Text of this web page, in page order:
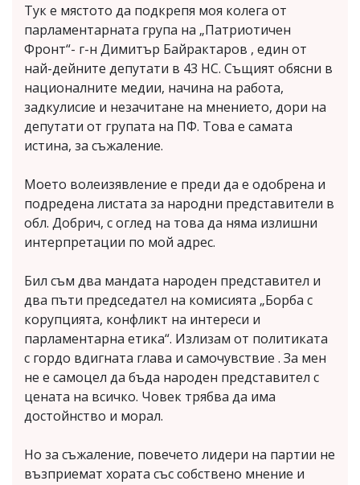
Тук е мястото да подкрепя моя колега от
парламентарната група на „Патриотичен
Фронт“- г-н Димитър Байрактаров , един от
най-дейните депутати в 43 НС. Същият обясни в
националните медии, начина на работа,
задкулисие и незачитане на мнението, дори на
депутати от групата на ПФ. Това е самата
истина, за съжаление.
Моето волеизявление е преди да е одобрена и
подредена листата за народни представители в
обл. Добрич, с оглед на това да няма излишни
интерпретации по мой адрес.
Бил съм два мандата народен представител и
два пъти председател на комисията „Борба с
корупцията, конфликт на интереси и
парламентарна етика“. Излизам от политиката
с гордо вдигната глава и самочувствие . За мен
не е самоцел да бъда народен представител с
цената на всичко. Човек трябва да има
достойнство и морал.
Но за съжаление, повечето лидери на партии не
възприемат хората със собствено мнение и